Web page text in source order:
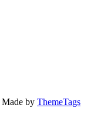
by ThemeTags